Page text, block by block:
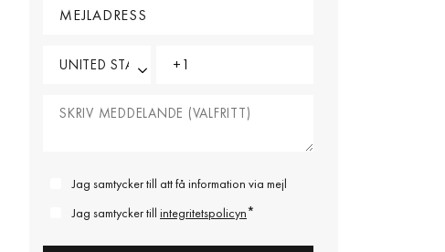
Jag samtycker till att få information via mejl
Jag samtycker till integritetspolicyn*